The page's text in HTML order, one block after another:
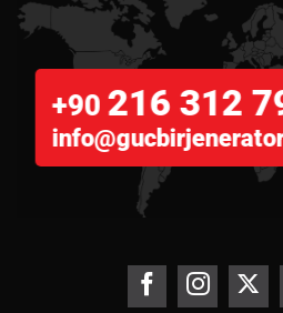
+90 216 312